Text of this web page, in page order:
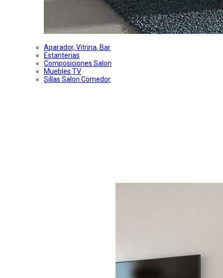
Aparador, Vitrina, Bar
Estanterias
Composiciones Salon
Muebles TV
Sillas Salon Comedor